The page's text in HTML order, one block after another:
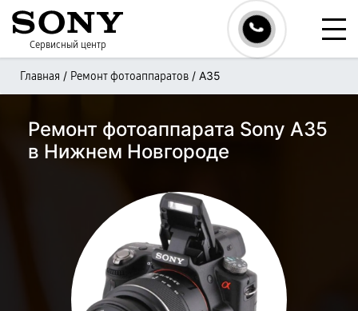
Сервисный центр
Главная / Ремонт фотоаппаратов / A35
Ремонт фотоаппарата Sony A35
в Нижнем Новгороде